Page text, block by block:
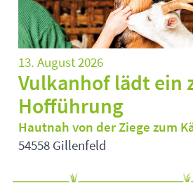
13. August 2026
Vulkanhof lädt ein
Hofführung
Hautnah von der Ziege zum
54558 Gillenfeld